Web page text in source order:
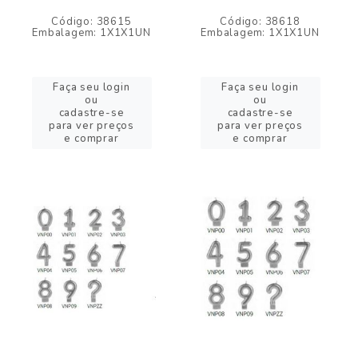
Código: 38615
Embalagem: 1X1X1UN
Faça seu login
ou
cadastre-se
para ver preços
e comprar
Código: 38618
Embalagem: 1X1X1UN
Faça seu login
ou
cadastre-se
para ver preços
e comprar